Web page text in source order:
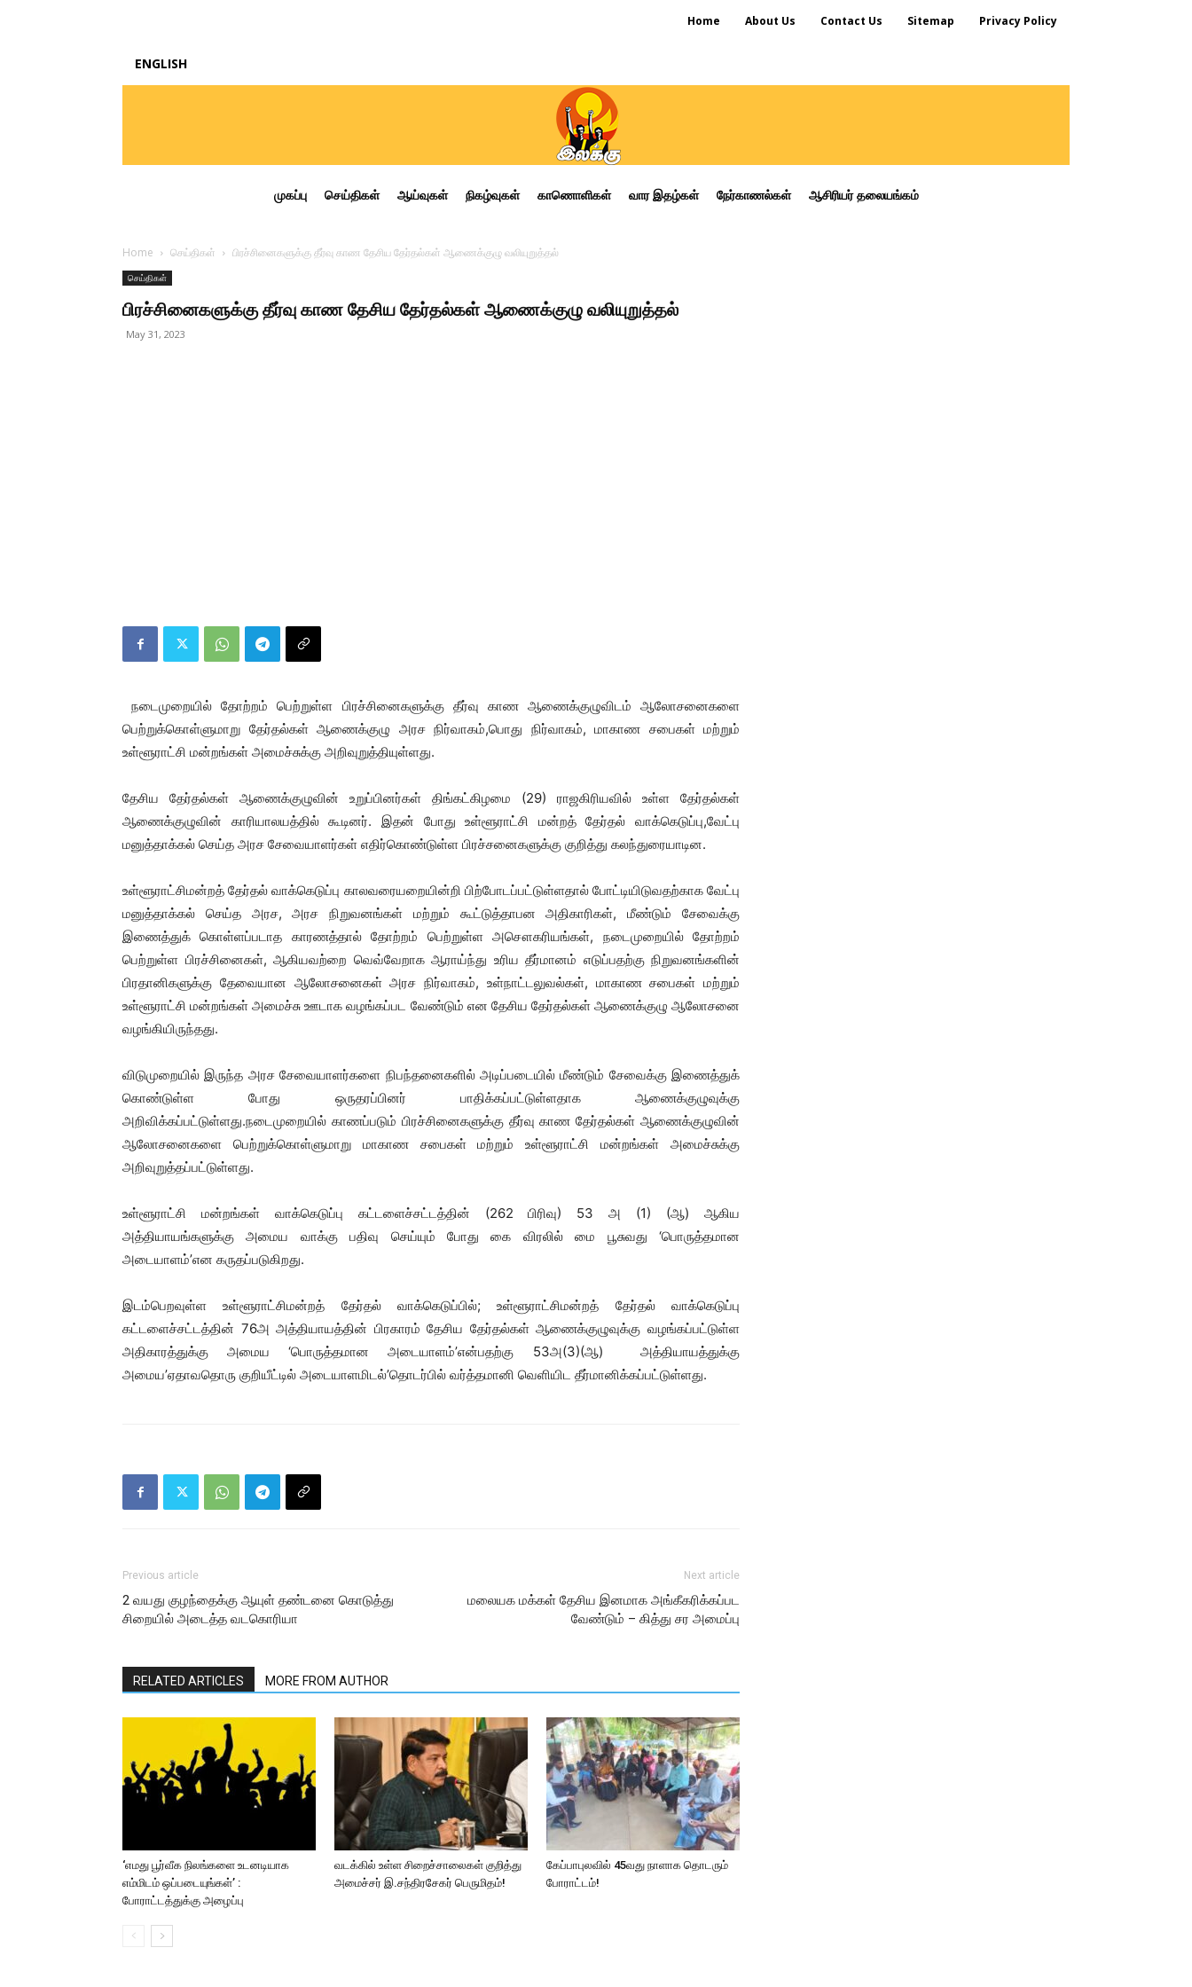
Home About Us Contact Us Sitemap Privacy Policy
ENGLISH
முகப்பு செய்திகள் ஆய்வுகள் நிகழ்வுகள் காணொளிகள் வார இதழ்கள் நேர்காணல்கள் ஆசிரியர் தலையங்கம்
Home செய்திகள் பிரச்சினைகளுக்கு தீர்வு காண தேசிய தேர்தல்கள் ஆணைக்குழு வலியுறுத்தல்
செய்திகள்
பிரச்சினைகளுக்கு தீர்வு காண தேசிய தேர்தல்கள் ஆணைக்குழு வலியுறுத்தல்
May 31, 2023
நடைமுறையில் தோற்றம் பெற்றுள்ள பிரச்சினைகளுக்கு தீர்வு காண ஆணைக்குழுவிடம் ஆலோசனைகளை
பெற்றுக்கொள்ளுமாறு தேர்தல்கள் ஆணைக்குழு அரச நிர்வாகம்,பொது நிர்வாகம், மாகாண சபைகள் மற்றும்
உள்ளூராட்சி மன்றங்கள் அமைச்சுக்கு அறிவுறுத்தியுள்ளது.
தேசிய தேர்தல்கள் ஆணைக்குழுவின் உறுப்பினர்கள் திங்கட்கிழமை (29) ராஜகிரியவில் உள்ள தேர்தல்கள்
ஆணைக்குழுவின் காரியாலயத்தில் கூடினர். இதன் போது உள்ளூராட்சி மன்றத் தேர்தல் வாக்கெடுப்பு,வேட்பு
மனுத்தாக்கல் செய்த அரச சேவையாளர்கள் எதிர்கொண்டுள்ள பிரச்சனைகளுக்கு குறித்து கலந்துரையாடின.
உள்ளூராட்சிமன்றத் தேர்தல் வாக்கெடுப்பு காலவரையறையின்றி பிற்போடப்பட்டுள்ளதால் போட்டியிடுவதற்காக வேட்பு
மனுத்தாக்கல் செய்த அரச, அரச நிறுவனங்கள் மற்றும் கூட்டுத்தாபன அதிகாரிகள், மீண்டும் சேவைக்கு
இணைத்துக் கொள்ளப்படாத காரணத்தால் தோற்றம் பெற்றுள்ள அசௌகரியங்கள், நடைமுறையில் தோற்றம்
பெற்றுள்ள பிரச்சினைகள், ஆகியவற்றை வெவ்வேறாக ஆராய்ந்து உரிய தீர்மானம் எடுப்பதற்கு நிறுவனங்களின்
பிரதானிகளுக்கு தேவையான ஆலோசனைகள் அரச நிர்வாகம், உள்நாட்டலுவல்கள், மாகாண சபைகள் மற்றும்
உள்ளூராட்சி மன்றங்கள் அமைச்சு ஊடாக வழங்கப்பட வேண்டும் என தேசிய தேர்தல்கள் ஆணைக்குழு ஆலோசனை
வழங்கியிருந்தது.
விடுமுறையில் இருந்த அரச சேவையாளர்களை நிபந்தனைகளில் அடிப்படையில் மீண்டும் சேவைக்கு இணைத்துக்
கொண்டுள்ள போது ஒருதரப்பினர் பாதிக்கப்பட்டுள்ளதாக ஆணைக்குழுவுக்கு
அறிவிக்கப்பட்டுள்ளது.நடைமுறையில் காணப்படும் பிரச்சினைகளுக்கு தீர்வு காண தேர்தல்கள் ஆணைக்குழுவின்
ஆலோசனைகளை பெற்றுக்கொள்ளுமாறு மாகாண சபைகள் மற்றும் உள்ளூராட்சி மன்றங்கள் அமைச்சுக்கு
அறிவுறுத்தப்பட்டுள்ளது.
உள்ளூராட்சி மன்றங்கள் வாக்கெடுப்பு கட்டளைச்சட்டத்தின் (262 பிரிவு) 53 அ (1) (ஆ) ஆகிய
அத்தியாயங்களுக்கு அமைய வாக்கு பதிவு செய்யும் போது கை விரலில் மை பூசுவது ‘பொருத்தமான
அடையாளம்’என கருதப்படுகிறது.
இடம்பெறவுள்ள உள்ளூராட்சிமன்றத் தேர்தல் வாக்கெடுப்பில்; உள்ளூராட்சிமன்றத் தேர்தல் வாக்கெடுப்பு
கட்டளைச்சட்டத்தின் 76அ அத்தியாயத்தின் பிரகாரம் தேசிய தேர்தல்கள் ஆணைக்குழுவுக்கு வழங்கப்பட்டுள்ள
அதிகாரத்துக்கு அமைய ‘பொருத்தமான அடையாளம்’என்பதற்கு 53அ(3)(ஆ) அத்தியாயத்துக்கு
அமைய’ஏதாவதொரு குறியீட்டில் அடையாளமிடல்’தொடர்பில் வர்த்தமானி வெளியிட தீர்மானிக்கப்பட்டுள்ளது.
Previous article
2 வயது குழந்தைக்கு ஆயுள் தண்டனை கொடுத்து
சிறையில் அடைத்த வடகொரியா
Next article
மலையக மக்கள் தேசிய இனமாக அங்கீகரிக்கப்பட
வேண்டும் – கித்து சர அமைப்பு
RELATED ARTICLES MORE FROM AUTHOR
‘எமது பூர்வீக நிலங்களை உடனடியாக
எம்மிடம் ஒப்படையுங்கள்’ :
போராட்டத்துக்கு அழைப்பு
வடக்கில் உள்ள சிறைச்சாலைகள் குறித்து
அமைச்சர் இ.சந்திரசேகர் பெருமிதம்!
கேப்பாபுலவில் 45வது நாளாக தொடரும்
போராட்டம்!